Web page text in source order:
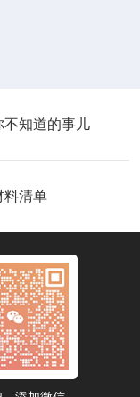
不知道的事儿
料清单